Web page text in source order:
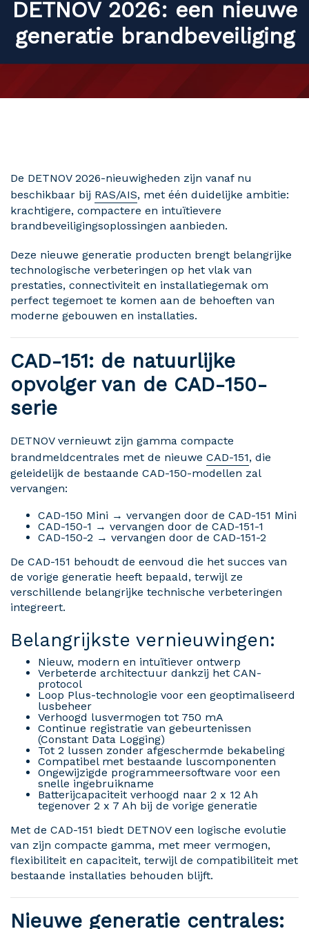
DETNOV 2026: een nieuwe
generatie brandbeveiliging
De DETNOV 2026-nieuwigheden zijn vanaf nu
beschikbaar bij RAS/AIS, met één duidelijke ambitie:
krachtigere, compactere en intuïtievere
brandbeveiligingsoplossingen aanbieden.
Deze nieuwe generatie producten brengt belangrijke
technologische verbeteringen op het vlak van
prestaties, connectiviteit en installatiegemak om
perfect tegemoet te komen aan de behoeften van
moderne gebouwen en installaties.
CAD-151: de natuurlijke
opvolger van de CAD-150-
serie
DETNOV vernieuwt zijn gamma compacte
brandmeldcentrales met de nieuwe CAD-151, die
geleidelijk de bestaande CAD-150-modellen zal
vervangen:
CAD-150 Mini → vervangen door de CAD-151 Mini
CAD-150-1 → vervangen door de CAD-151-1
CAD-150-2 → vervangen door de CAD-151-2
De CAD-151 behoudt de eenvoud die het succes van
de vorige generatie heeft bepaald, terwijl ze
verschillende belangrijke technische verbeteringen
integreert.
Belangrijkste vernieuwingen:
Nieuw, modern en intuïtiever ontwerp
Verbeterde architectuur dankzij het CAN-
protocol
Loop Plus-technologie voor een geoptimaliseerd
lusbeheer
Verhoogd lusvermogen tot 750 mA
Continue registratie van gebeurtenissen
(Constant Data Logging)
Tot 2 lussen zonder afgeschermde bekabeling
Compatibel met bestaande luscomponenten
Ongewijzigde programmeersoftware voor een
snelle ingebruikname
Batterijcapaciteit verhoogd naar 2 x 12 Ah
tegenover 2 x 7 Ah bij de vorige generatie
Met de CAD-151 biedt DETNOV een logische evolutie
van zijn compacte gamma, met meer vermogen,
flexibiliteit en capaciteit, terwijl de compatibiliteit met
bestaande installaties behouden blijft.
Nieuwe generatie centrales: